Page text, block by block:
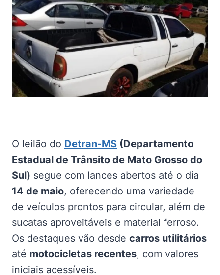
O leilão do Detran-MS (Departamento
Estadual de Trânsito de Mato Grosso do
Sul) segue com lances abertos até o dia
14 de maio, oferecendo uma variedade
de veículos prontos para circular, além de
sucatas aproveitáveis e material ferroso.
Os destaques vão desde carros utilitários
até motocicletas recentes, com valores
iniciais acessíveis.